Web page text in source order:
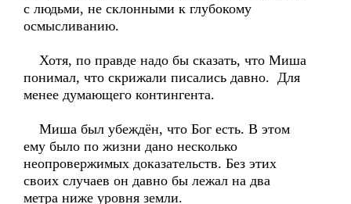
с людьми, не склонными к глубокому
осмысливанию.
Хотя, по правде надо бы сказать, что Миша
понимал, что скрижали писались давно. Для
менее думающего контингента.
Миша был убеждён, что Бог есть. В этом
ему было по жизни дано несколько
неопровержимых доказательств. Без этих
своих случаев он давно бы лежал на два
метра ниже уровня земли.